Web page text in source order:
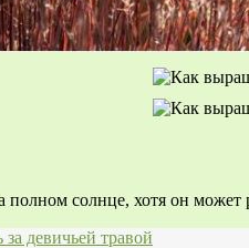
солнце, хотя он может
девичьей травой